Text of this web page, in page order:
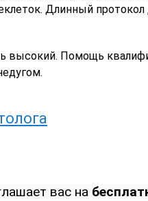
Длинный протокол
высокий. Помощь
вас на